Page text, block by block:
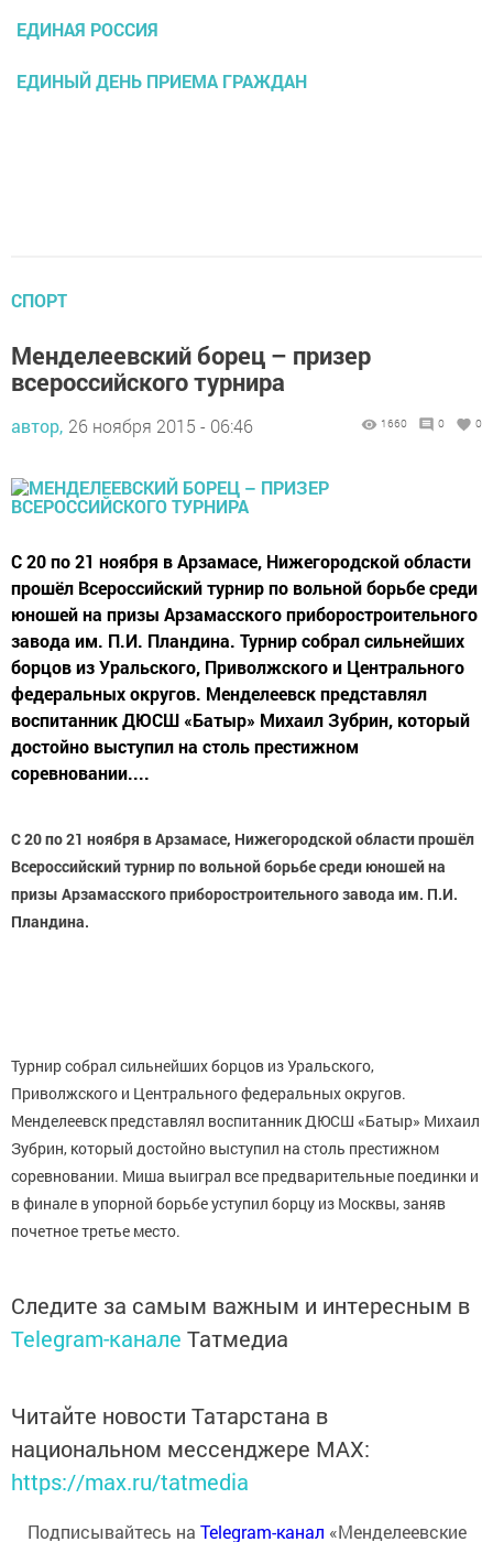
ЕДИНАЯ РОССИЯ
ЕДИНЫЙ ДЕНЬ ПРИЕМА ГРАЖДАН
СПОРТ
Менделеевский борец – призер
всероссийского турнира
автор, 26 ноября 2015 - 06:46 1660 0 0
С 20 по 21 ноября в Арзамасе, Нижегородской области
прошёл Всероссийский турнир по вольной борьбе среди
юношей на призы Арзамасского приборостроительного
завода им. П.И. Пландина. Турнир собрал сильнейших
борцов из Уральского, Приволжского и Центрального
федеральных округов. Менделеевск представлял
воспитанник ДЮСШ «Батыр» Михаил Зубрин, который
достойно выступил на столь престижном
соревновании....
С 20 по 21 ноября в Арзамасе, Нижегородской области прошёл
Всероссийский турнир по вольной борьбе среди юношей на
призы Арзамасского приборостроительного завода им. П.И.
Пландина.
Турнир собрал сильнейших борцов из Уральского,
Приволжского и Центрального федеральных округов.
Менделеевск представлял воспитанник ДЮСШ «Батыр» Михаил
Зубрин, который достойно выступил на столь престижном
соревновании. Миша выиграл все предварительные поединки и
в финале в упорной борьбе уступил борцу из Москвы, заняв
почетное третье место.
Следите за самым важным и интересным в
Telegram-канале Татмедиа
Читайте новости Татарстана в
национальном мессенджере MАХ:
https://max.ru/tatmedia
Подписывайтесь на Telegram-канал «Менделеевские